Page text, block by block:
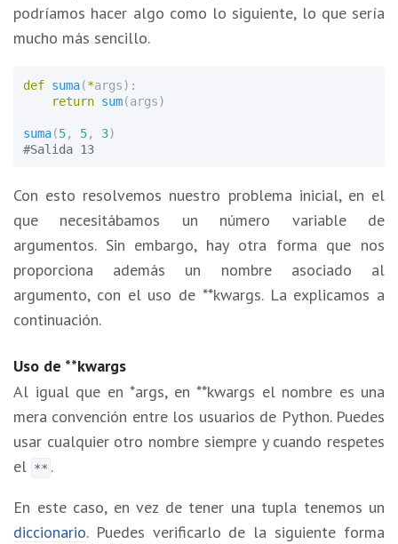
podríamos hacer algo como lo siguiente, lo que sería
mucho más sencillo.
def suma(*args):
return sum(args)
suma(5, 5, 3)
Con esto resolvemos nuestro problema inicial, en el
que necesitábamos un número variable de
argumentos. Sin embargo, hay otra forma que nos
proporciona además un nombre asociado al
argumento, con el uso de **kwargs. La explicamos a
continuación.
Uso de **kwargs
Al igual que en *args, en **kwargs el nombre es una
mera convención entre los usuarios de Python. Puedes
usar cualquier otro nombre siempre y cuando respetes
el ** .
En este caso, en vez de tener una tupla tenemos un
diccionario. Puedes verificarlo de la siguiente forma